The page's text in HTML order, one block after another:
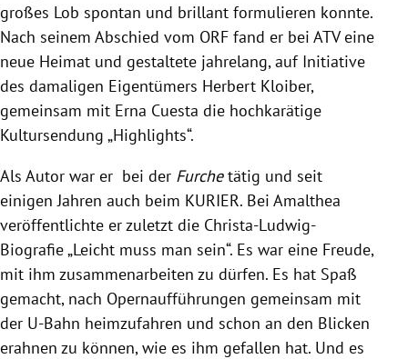
großes Lob spontan und brillant formulieren konnte.
Nach seinem Abschied vom ORF fand er bei ATV eine
neue Heimat und gestaltete jahrelang, auf Initiative
des damaligen Eigentümers Herbert Kloiber,
gemeinsam mit Erna Cuesta die hochkarätige
Kultursendung „Highlights“.
Als Autor war er bei der Furchetätig und seit
einigen Jahren auch beim KURIER. Bei Amalthea
veröffentlichte er zuletzt die Christa-Ludwig-
Biografie „Leicht muss man sein“. Es war eine Freude,
mit ihm zusammenarbeiten zu dürfen. Es hat Spaß
gemacht, nach Opernaufführungen gemeinsam mit
der U-Bahn heimzufahren und schon an den Blicken
erahnen zu können, wie es ihm gefallen hat. Und es